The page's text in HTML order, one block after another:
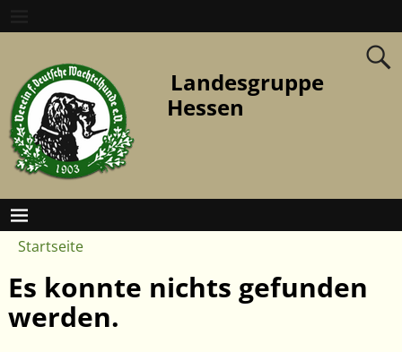
Landesgruppe
Hessen
Startseite
Es konnte nichts gefunden
werden.